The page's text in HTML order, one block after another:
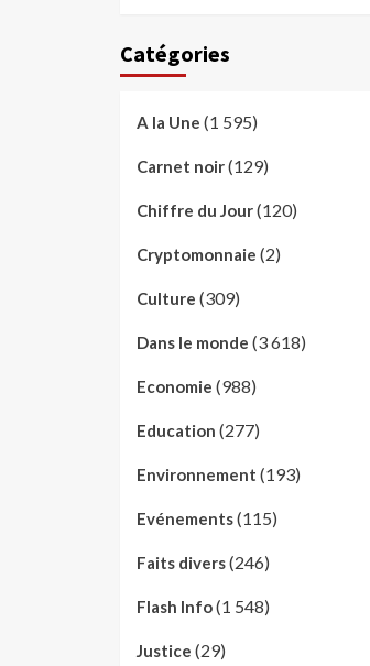
Catégories
A la Une (1 595)
Carnet noir(129)
Chiffre du Jour(120)
Cryptomonnaie (2)
Culture (309)
Dans le monde (3 618)
Economie (988)
Education (277)
Environnement (193)
Evénements(115)
Faits divers(246)
Flash Info(1 548)
Justice (29)